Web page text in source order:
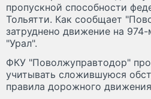
пропускной способности
Тольятти. Как сообщает
затруднено движение на
"Урал".
ФКУ "Поволжуправтодор"
учитывать сложившуюся
правила дорожного